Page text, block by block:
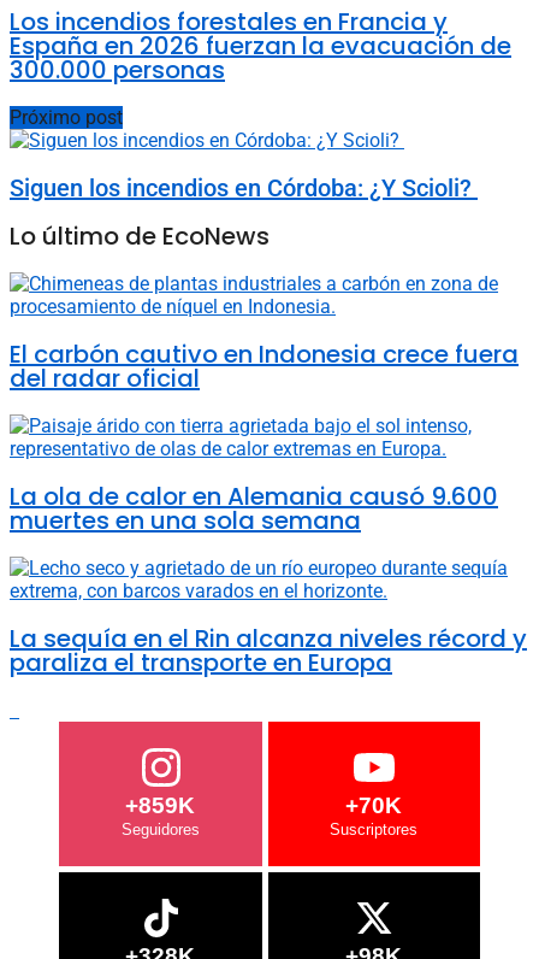
Los incendios forestales en Francia y
España en 2026 fuerzan la evacuación de
300.000 personas
Próximo post
Siguen los incendios en Córdoba: ¿Y Scioli?
Lo último de EcoNews
El carbón cautivo en Indonesia crece fuera
del radar oficial
La ola de calor en Alemania causó 9.600
muertes en una sola semana
La sequía en el Rin alcanza niveles récord y
paraliza el transporte en Europa
+859K +70K